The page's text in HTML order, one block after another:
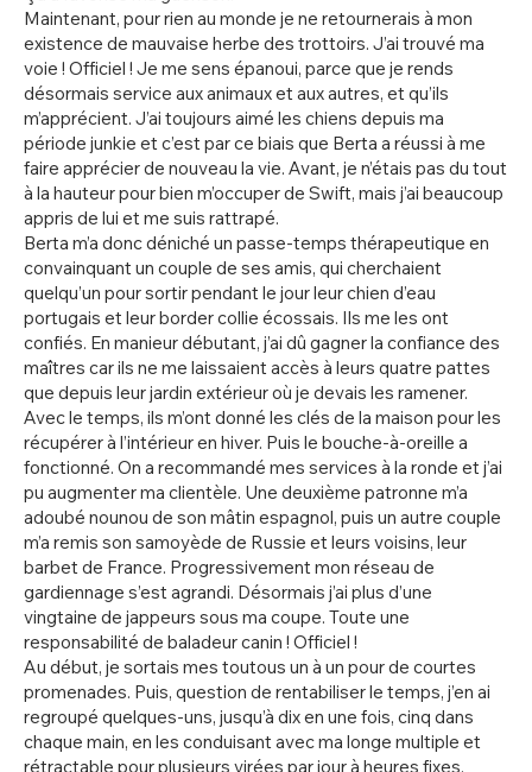
Maintenant, pour rien au monde je ne retournerais à mon
existence de mauvaise herbe des trottoirs. J’ai trouvé ma
voie ! Officiel ! Je me sens épanoui, parce que je rends
désormais service aux animaux et aux autres, et qu’ils
m’apprécient. J’ai toujours aimé les chiens depuis ma
période junkie et c’est par ce biais que Berta a réussi à me
faire apprécier de nouveau la vie. Avant, je n’étais pas du tout
à la hauteur pour bien m’occuper de Swift, mais j’ai beaucoup
appris de lui et me suis rattrapé.
Berta m’a donc déniché un passe-temps thérapeutique en
convainquant un couple de ses amis, qui cherchaient
quelqu’un pour sortir pendant le jour leur chien d’eau
portugais et leur border collie écossais. Ils me les ont
confiés. En manieur débutant, j’ai dû gagner la confiance des
maîtres car ils ne me laissaient accès à leurs quatre pattes
que depuis leur jardin extérieur où je devais les ramener.
Avec le temps, ils m’ont donné les clés de la maison pour les
récupérer à l’intérieur en hiver. Puis le bouche-à-oreille a
fonctionné. On a recommandé mes services à la ronde et j’ai
pu augmenter ma clientèle. Une deuxième patronne m’a
adoubé nounou de son mâtin espagnol, puis un autre couple
m’a remis son samoyède de Russie et leurs voisins, leur
barbet de France. Progressivement mon réseau de
gardiennage s’est agrandi. Désormais j’ai plus d’une
vingtaine de jappeurs sous ma coupe. Toute une
responsabilité de baladeur canin ! Officiel !
Au début, je sortais mes toutous un à un pour de courtes
promenades. Puis, question de rentabiliser le temps, j’en ai
regroupé quelques-uns, jusqu’à dix en une fois, cinq dans
chaque main, en les conduisant avec ma longe multiple et
rétractable pour plusieurs virées par jour à heures fixes.